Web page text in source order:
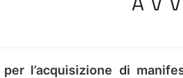
per l’acquisizione di